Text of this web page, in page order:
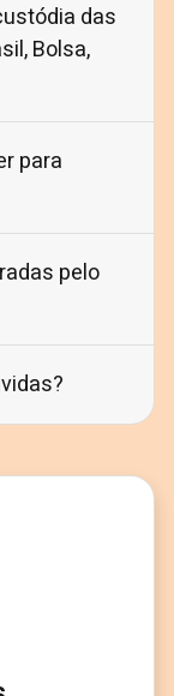
das
Bolsa,
para
pelo